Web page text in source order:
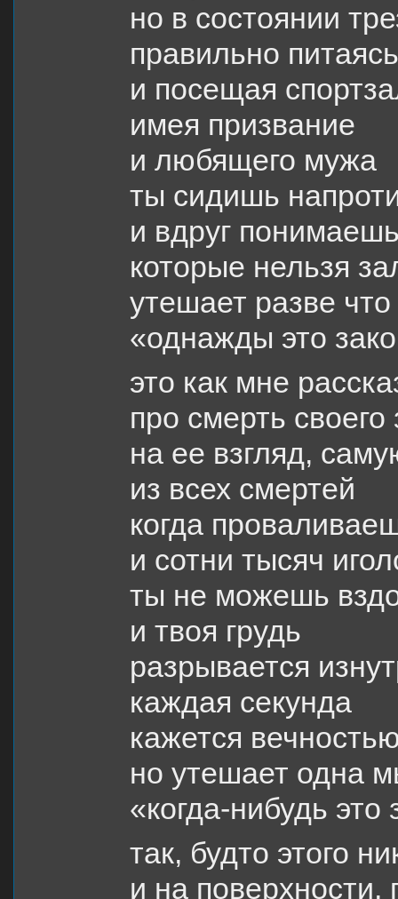
но в состоянии
правильно питаясь
и посещая
имея призвание
и любящего мужа
ты сидишь
и вдруг
которые нельзя
утешает разве
«однажды это
это как мне
про смерть своего
на ее взгляд,
из всех смертей
когда
и сотни тысяч
ты не можешь
и твоя грудь
разрывается
каждая секунда
кажется
но утешает одна
«когда-нибудь это
так, будто этого
и на